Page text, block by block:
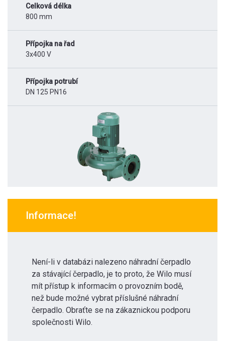
Celková délka
800 mm
Přípojka na řad
3x400 V
Přípojka potrubí
DN 125 PN16
Informace!
Není-li v databázi nalezeno náhradní čerpadlo
za stávající čerpadlo, je to proto, že Wilo musí
mít přístup k informacím o provozním bodě,
než bude možné vybrat příslušné náhradní
čerpadlo. Obraťte se na zákaznickou podporu
společnosti Wilo.